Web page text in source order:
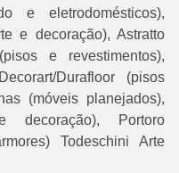
e eletrodomésticos),
e decoração), Astratto
e revestimentos),
Durafloor (pisos
(móveis planejados),
decoração), Portoro
Todeschini Arte